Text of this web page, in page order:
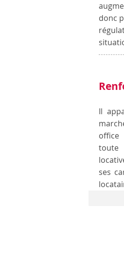
donc
Il
office
toute
ses